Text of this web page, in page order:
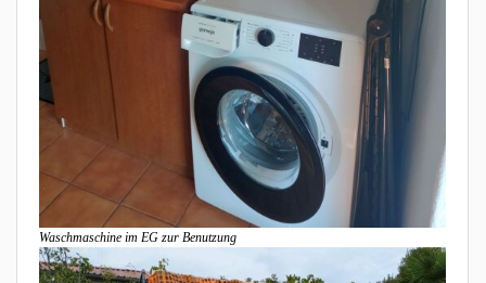
Waschmaschine im EG zur Benutzung